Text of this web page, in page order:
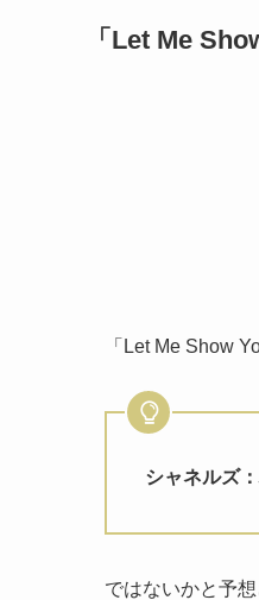
「Let Me
「Let Me Show
シャネルズ
ではないかと予想